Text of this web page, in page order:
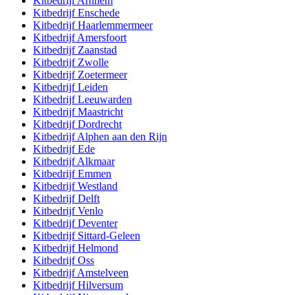
KitbedrijfEnschede
KitbedrijfHaarlemmermeer
KitbedrijfAmersfoort
Kitbedrijf Zaanstad
Kitbedrijf Zwolle
Kitbedrijf Zoetermeer
KitbedrijfLeiden
KitbedrijfLeeuwarden
KitbedrijfMaastricht
KitbedrijfDordrecht
KitbedrijfAlphen aan den Rijn
KitbedrijfEde
KitbedrijfAlkmaar
KitbedrijfEmmen
KitbedrijfWestland
KitbedrijfDelft
KitbedrijfVenlo
KitbedrijfDeventer
Kitbedrijf Sittard-Geleen
KitbedrijfHelmond
KitbedrijfOss
KitbedrijfAmstelveen
KitbedrijfHilversum